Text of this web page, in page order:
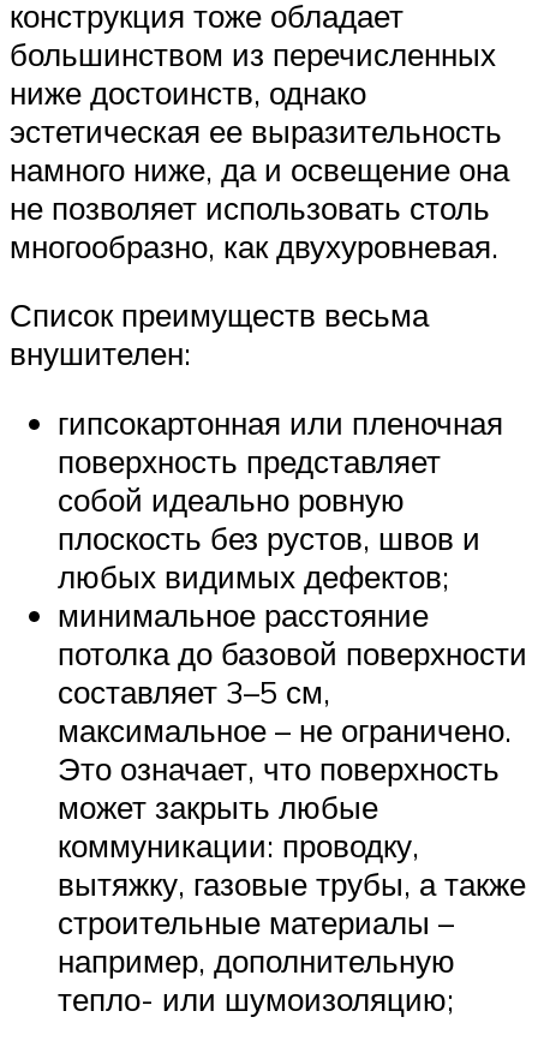
конструкция тоже обладает
большинством из перечисленных
ниже достоинств, однако
эстетическая ее выразительность
намного ниже, да и освещение она
не позволяет использовать столь
многообразно, как двухуровневая.
Список преимуществ весьма
внушителен:
гипсокартонная или пленочная
поверхность представляет
собой идеально ровную
плоскость без рустов, швов и
любых видимых дефектов;
минимальное расстояние
потолка до базовой поверхности
составляет 3–5 см,
максимальное – не ограничено.
Это означает, что поверхность
может закрыть любые
коммуникации: проводку,
вытяжку, газовые трубы, а также
строительные материалы –
например, дополнительную
тепло- или шумоизоляцию;